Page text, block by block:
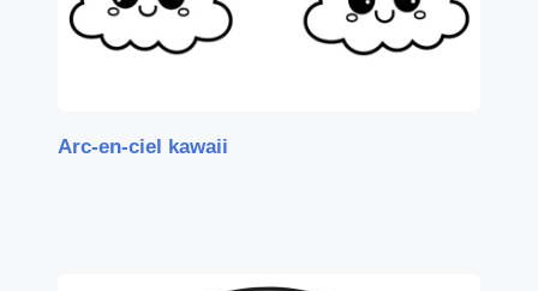
Arc-en-ciel kawaii